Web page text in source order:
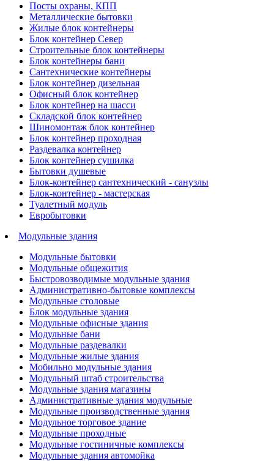
Посты охраны, КПП
Металлические бытовки
Жилые блок контейнеры
Блок контейнер Север
Строительные блок контейнеры
Блок контейнеры бани
Сантехнические контейнеры
Блок контейнер дизельная
Офисный блок контейнер
Блок контейнер на шасси
Складской блок контейнер
Шиномонтаж блок контейнер
Блок контейнер проходная
Раздевалка контейнер
Блок контейнер сушилка
Бытовки душевые
Блок-контейнер сантехнический - санузлы
Блок-контейнер - мастерская
Туалетный модуль
Евробытовки
Модульные здания
Модульные бытовки
Модульные общежития
Быстровозводимые модульные здания
Административно-бытовые комплексы
Модульные столовые
Блок модульные здания
Модульные офисные здания
Модульные бани
Модульные раздевалки
Модульные жилые здания
Мобильно модульные здания
Модульный штаб строительства
Модульные здания магазины
Административные здания модульные
Модульные производственные здания
Модульное торговое здание
Модульные проходные
Модульные гостиничные комплексы
Модульные здания автомойка